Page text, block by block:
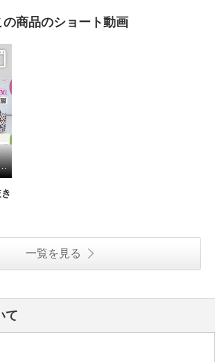
の商品のショート動画
トバッグ キャンディ型チャーム付き
一覧を見る
て